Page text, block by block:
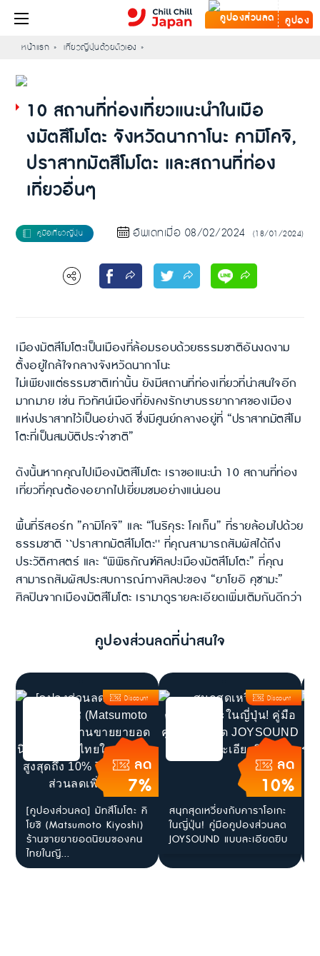
คูปอง
หน้าแรก เที่ยวญี่ปุ่นด้วยตัวเอง
10 สถานที่ท่องเที่ยวแนะนำในเมือ
งมัตสึโมโตะ จังหวัดนากาโนะ คามิโคจิ,
ปราสาทมัตสึโมโตะ และสถานที่ท่อง
เที่ยวอื่นๆ
อัพเดทเมื่อ 08/02/2024 (18/01/2024)
เมืองมัตสึโมโตะเป็นเมืองที่ล้อมรอบด้วยธรรมชาติอันงดงาม
ตั้งอยู่ใกล้ใจกลางจังหวัดนากาโนะ
ไม่เพียงแต่ธรรมชาติเท่านั้น ยังมีสถานที่ท่องเที่ยวที่น่าสนใจอีก
มากมาย เช่น ทิวทัศน์เมืองที่ยังคงรักษาบรรยากาศของเมือง
แห่งปราสาทไว้เป็นอย่างดี ซึ่งมีศูนย์กลางอยู่ที่ “ปราสาทมัตสึโม
โตะที่เป็นสมบัติประจำชาติ”
ดังนั้นหากคุณไปเมืองมัตสึโมโตะ เราขอแนะนำ 10 สถานที่ท่อง
เที่ยวที่คุณต้องอยากไปเยี่ยมชมอย่างแน่นอน
พื้นที่รีสอร์ท ”คามิโคจิ” และ “โนริคุระ โคเก็น” ที่รายล้อมไปด้วย
ธรรมชาติ ``ปราสาทมัตสึโมโตะ'' ที่คุณสามารถสัมผัสได้ถึง
ประวัติศาสตร์ และ “พิพิธภัณฑ์ศิลปะเมืองมัตสึโมโตะ” ที่คุณ
สามารถสัมผัสประสบการณ์ทางศิลปะของ “ยาโยอิ คุซามะ”
ศิลปินจากเมืองมัตสึโมโตะ เรามาดูรายละเอียดเพิ่มเติมกันดีกว่า
คูปองส่วนลดที่น่าสนใจ
ลด
7%
Discount
[คูปองส่วนลด] มัทสึโมโตะ คิ
โยชิ (Matsumoto Kiyoshi)
ร้านขายยายอดนิยมของคน
ไทยในญี...
ลด
10%
Discount
สนุกสุดเหวี่ยงกับคาราโอเกะ
ในญี่ปุ่น! คู่มือคูปองส่วนลด
JOYSOUND แบบละเอียดยิบ